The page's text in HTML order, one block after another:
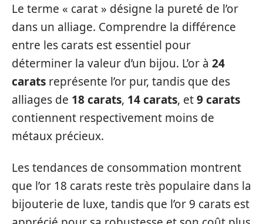
Le terme « carat » désigne la pureté de l’or
dans un alliage. Comprendre la différence
entre les carats est essentiel pour
déterminer la valeur d’un bijou. L’or à 24
carats représente l’or pur, tandis que des
alliages de 18 carats, 14 carats, et9 carats
contiennent respectivement moins de
métaux précieux.
Les tendances de consommation montrent
que l’or 18 carats reste très populaire dans la
bijouterie de luxe, tandis que l’or 9 carats est